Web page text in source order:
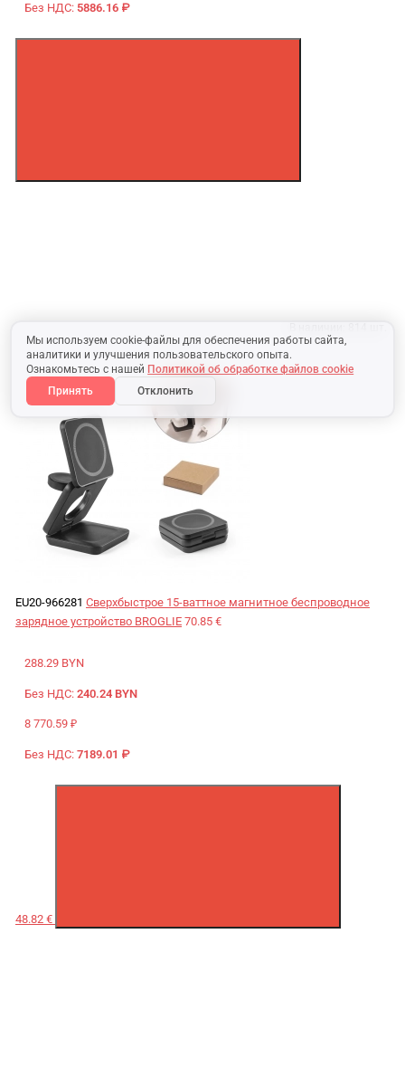
Мы используем cookie-файлы для обеспечения работы сайта,
аналитики и улучшения пользовательского опыта.
Ознакомьтесь с нашей Политикой об обработке файлов cookie
Принять
Отклонить
Без НДС: 5886.16 ₽
EU20-966281 Сверхбыстрое 15-ваттное магнитное беспроводное
зарядное устройство BROGLIE 70.85 €
288.29 BYN
Без НДС: 240.24 BYN
8 770.59 ₽
Без НДС: 7189.01 ₽
48.82 €